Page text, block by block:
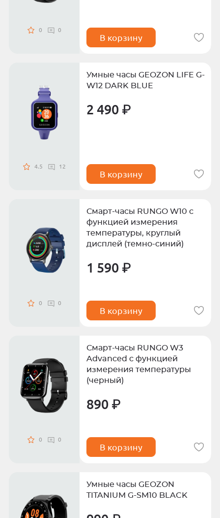
0 0
В корзину
4.5 12
Умные часы GEOZON LIFE G-
W12 DARK BLUE
2 490 ₽
В корзину
0 0
Смарт-часы RUNGO W10 с
функцией измерения
температуры, круглый
дисплей (темно-синий)
1 590 ₽
В корзину
0 0
Смарт-часы RUNGO W3
Advanced с функцией
измерения температуры
(черный)
890 ₽
В корзину
Умные часы GEOZON
TITANIUM G-SM10 BLACK